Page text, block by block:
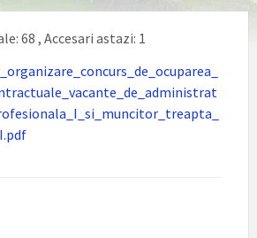
68, Accesari astazi: 1